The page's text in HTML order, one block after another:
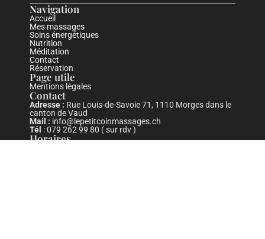
Navigation
Accueil
Mes massages
Soins énergétiques
Nutrition
Méditation
Contact
Réservation
Page utile
Mentions légales
Contact
Adresse : Rue Louis-de-Savoie 71, 1110 Morges dans le
canton de Vaud
Mail : info@lepetitcoinmassages.ch
Tél : 079 262 99 80 ( sur rdv )
Horaires